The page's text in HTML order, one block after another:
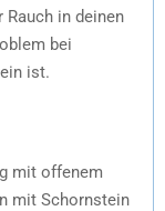
Rauch in deinen
bei
ist.
mit offenem
mit Schornstein